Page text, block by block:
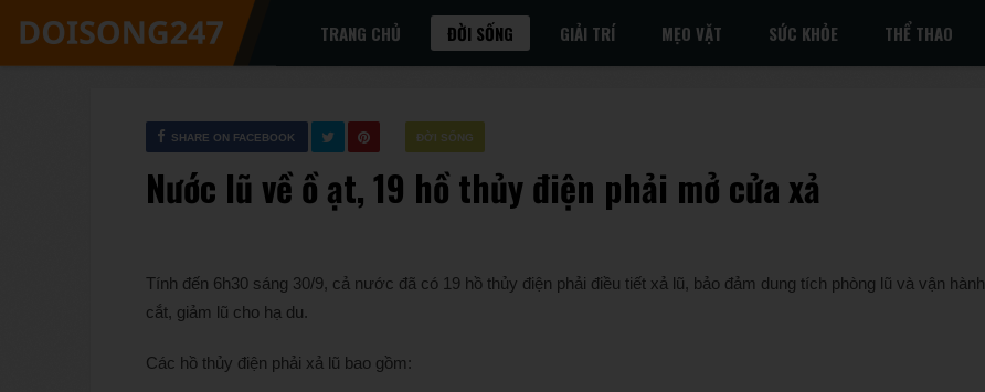
TRANG CHỦ ĐỜI SỐNG GIẢI TRÍ MẸO VẶT SỨC KHỎE THỂ THAO
ĐỜI SỐNG
SHARE ON FACEBOOK
Nước lũ về ồ ạt, 19 hồ thủy điện phải mở cửa xả
Tính đến 6h30 sáng 30/9, cả nước đã có 19 hồ thủy điện phải điều tiết xả lũ, bảo đảm dung tích phòng lũ và vận hành
cắt, giảm lũ cho hạ du.
Các hồ thủy điện phải xả lũ bao gồm: